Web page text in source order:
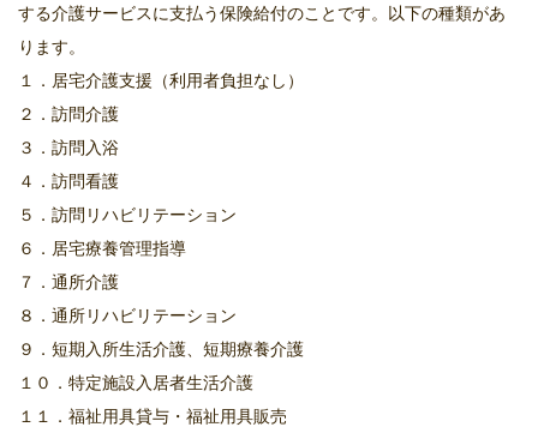
する介護サービスに支払う保険給付のことです。以下の種類があ
ります。
１．居宅介護支援（利用者負担なし）
２．訪問介護
３．訪問入浴
４．訪問看護
５．訪問リハビリテーション
６．居宅療養管理指導
７．通所介護
８．通所リハビリテーション
９．短期入所生活介護、短期療養介護
１０．特定施設入居者生活介護
１１．福祉用具貸与・福祉用具販売